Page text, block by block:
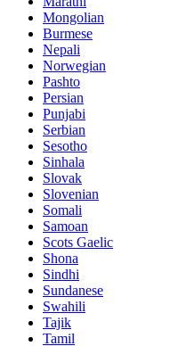
Mongolian
Burmese
Nepali
Norwegian
Pashto
Persian
Punjabi
Serbian
Sesotho
Sinhala
Slovak
Slovenian
Somali
Samoan
Scots Gaelic
Shona
Sindhi
Sundanese
Swahili
Tajik
Tamil